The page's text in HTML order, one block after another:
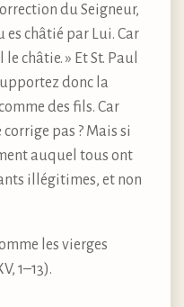
du Seigneur,
châtié par Lui. Car
châtie. » Et St. Paul
donc la
des fils. Car
pas ? Mais si
auquel tous ont
illégitimes, et non
les vierges
1–13).